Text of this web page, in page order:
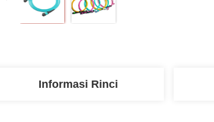
Informasi Rinci